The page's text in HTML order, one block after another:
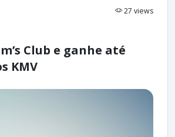
27 views
Club e ganhe até
KMV